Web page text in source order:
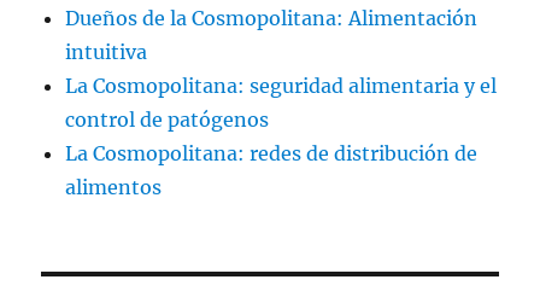
Dueños de la Cosmopolitana: Alimentación
intuitiva
La Cosmopolitana: seguridad alimentaria y el
control de patógenos
La Cosmopolitana: redes de distribución de
alimentos